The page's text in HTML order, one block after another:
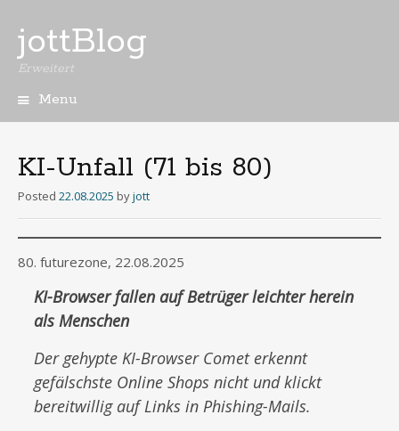
jottBlog
Erweitert
Menu
KI-Unfall (71 bis 80)
Posted 22.08.2025 byjott
80. futurezone, 22.08.2025
KI-Browser fallen auf Betrüger leichter herein
als Menschen
Der gehypte KI-Browser Comet erkennt
gefälschste Online Shops nicht und klickt
bereitwillig auf Links in Phishing-Mails.